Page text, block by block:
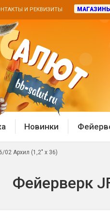
И РЕКВИЗИТЫ МАГАЗИНЫ
Дневные батареи
Новинки
02 Архил (1,2" х 36)
Фейерверк